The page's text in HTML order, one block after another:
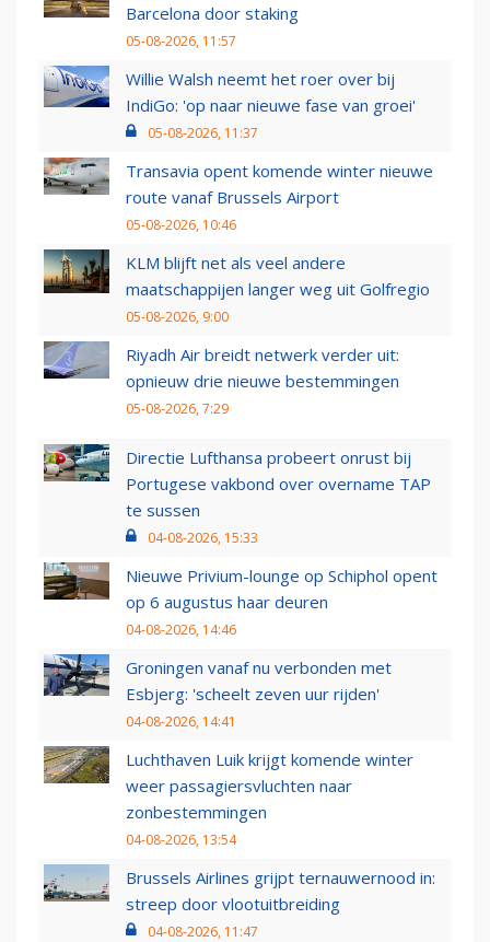
Barcelona door staking
05-08-2026, 11:57
Willie Walsh neemt het roer over bij
IndiGo: 'op naar nieuwe fase van groei'
05-08-2026, 11:37
Transavia opent komende winter nieuwe
route vanaf Brussels Airport
05-08-2026, 10:46
KLM blijft net als veel andere
maatschappijen langer weg uit Golfregio
05-08-2026, 9:00
Riyadh Air breidt netwerk verder uit:
opnieuw drie nieuwe bestemmingen
05-08-2026, 7:29
Directie Lufthansa probeert onrust bij
Portugese vakbond over overname TAP
te sussen
04-08-2026, 15:33
Nieuwe Privium-lounge op Schiphol opent
op 6 augustus haar deuren
04-08-2026, 14:46
Groningen vanaf nu verbonden met
Esbjerg: 'scheelt zeven uur rijden'
04-08-2026, 14:41
Luchthaven Luik krijgt komende winter
weer passagiersvluchten naar
zonbestemmingen
04-08-2026, 13:54
Brussels Airlines grijpt ternauwernood in:
streep door vlootuitbreiding
04-08-2026, 11:47